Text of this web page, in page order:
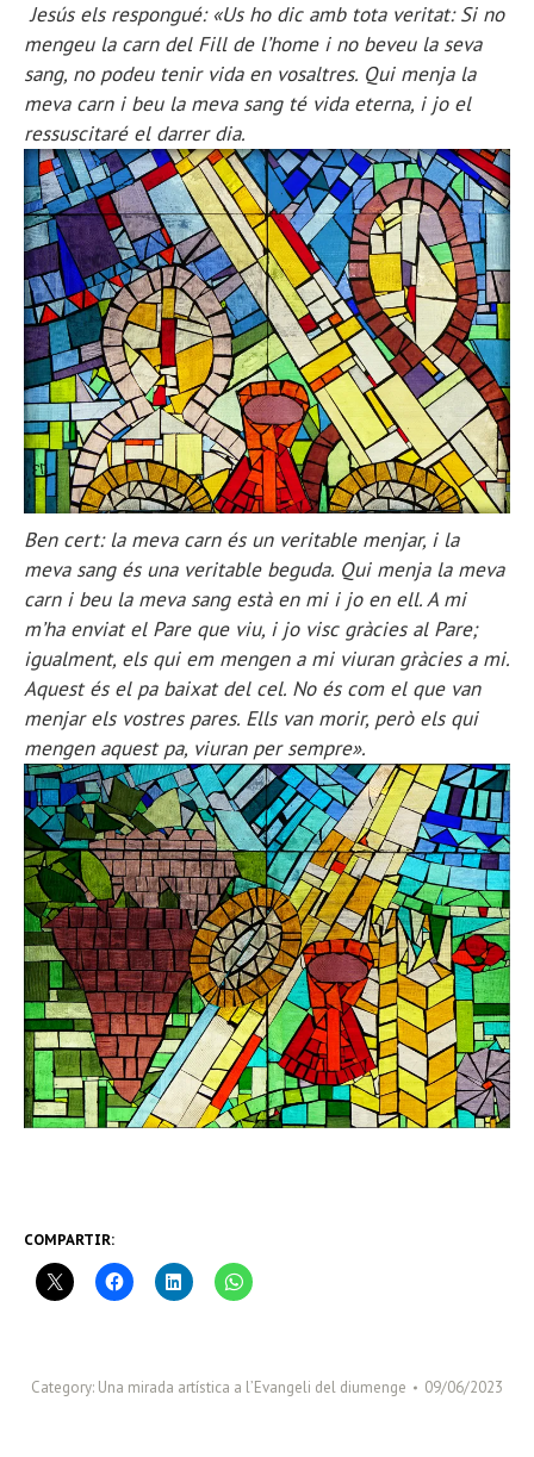
Jesús els respongué: «Us ho dic amb tota veritat: Si no
mengeu la carn del Fill de l’home i no beveu la seva
sang, no podeu tenir vida en vosaltres. Qui menja la
meva carn i beu la meva sang té vida eterna, i jo el
ressuscitaré el darrer dia.
Ben cert: la meva carn és un veritable menjar, i la
meva sang és una veritable beguda. Qui menja la meva
carn i beu la meva sang està en mi i jo en ell. A mi
m’ha enviat el Pare que viu, i jo visc gràcies al Pare;
igualment, els qui em mengen a mi viuran gràcies a mi.
Aquest és el pa baixat del cel. No és com el que van
menjar els vostres pares. Ells van morir, però els qui
mengen aquest pa, viuran per sempre».
COMPARTIR:
Category: Una mirada artística a l’Evangeli del diumenge 09/06/2023